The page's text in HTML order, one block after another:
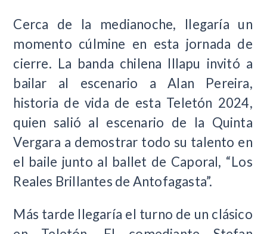
Cerca de la medianoche, llegaría un
momento cúlmine en esta jornada de
cierre. La banda chilena Illapu invitó a
bailar al escenario a Alan Pereira,
historia de vida de esta Teletón 2024,
quien salió al escenario de la Quinta
Vergara a demostrar todo su talento en
el baile junto al ballet de Caporal, “Los
Reales Brillantes de Antofagasta”.
Más tarde llegaría el turno de un clásico